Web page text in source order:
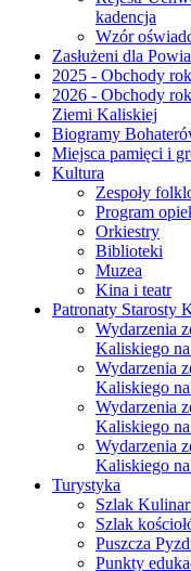
kadencja
Wzór
Zasłużeni dla
2025 - Obchody
2026 - Obchody
Ziemi Kaliskiej
Biogramy
Miejsca pamięci i
Kultura
Zespoły
Program
Orkiestry
Biblioteki
Muzea
Kina i teatr
Patronaty Starosty
Wydarzenia
Kaliskiego
Wydarzenia
Kaliskiego
Wydarzenia
Kaliskiego
Wydarzenia
Kaliskiego
Turystyka
Szlak
Szlak
Puszcza
Punkty